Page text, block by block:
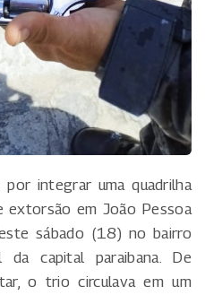
integrar uma quadrilha
extorsão em João Pessoa
sábado (18) no bairro
da capital paraibana. De
o trio circulava em um